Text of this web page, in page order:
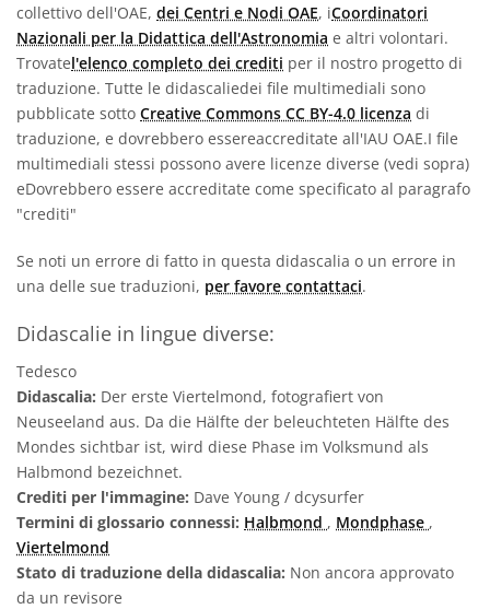
collettivo dell'OAE, dei Centri e Nodi OAE, iCoordinatori
Nazionali per la Didattica dell'Astronomia e altri volontari.
Trovatel'elenco completo dei crediti per il nostro progetto di
traduzione. Tutte le didascaliedei file multimediali sono
pubblicate sotto Creative Commons CC BY-4.0 licenza di
traduzione, e dovrebbero essereaccreditate all'IAU OAE.I file
multimediali stessi possono avere licenze diverse (vedi sopra)
eDovrebbero essere accreditate come specificato al paragrafo
"crediti"
Se noti un errore di fatto in questa didascalia o un errore in
una delle sue traduzioni, per favore contattaci.
Didascalie in lingue diverse:
Tedesco
Didascalia: Der erste Viertelmond, fotografiert von
Neuseeland aus. Da die Hälfte der beleuchteten Hälfte des
Mondes sichtbar ist, wird diese Phase im Volksmund als
Halbmond bezeichnet.
Crediti per l'immagine: Dave Young / dcysurfer
Termini di glossario connessi: Halbmond , Mondphase ,
Viertelmond
Stato di traduzione della didascalia: Non ancora approvato
da un revisore